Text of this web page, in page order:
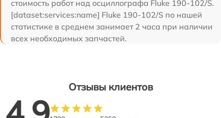
стоимость работ над осциллографа Fluke 190-102/S.
[dataset:services:name] Fluke 190-102/S по нашей
статистике в среднем занимает 2 часа при наличии
всех необходимых запчастей.
Отзывы клиентов